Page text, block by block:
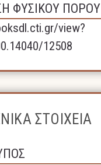
ΦΥΣΙΚΟΥ ΠΟΡΟΥ
view?
12508
ΣΤΟΙΧΕΙΑ